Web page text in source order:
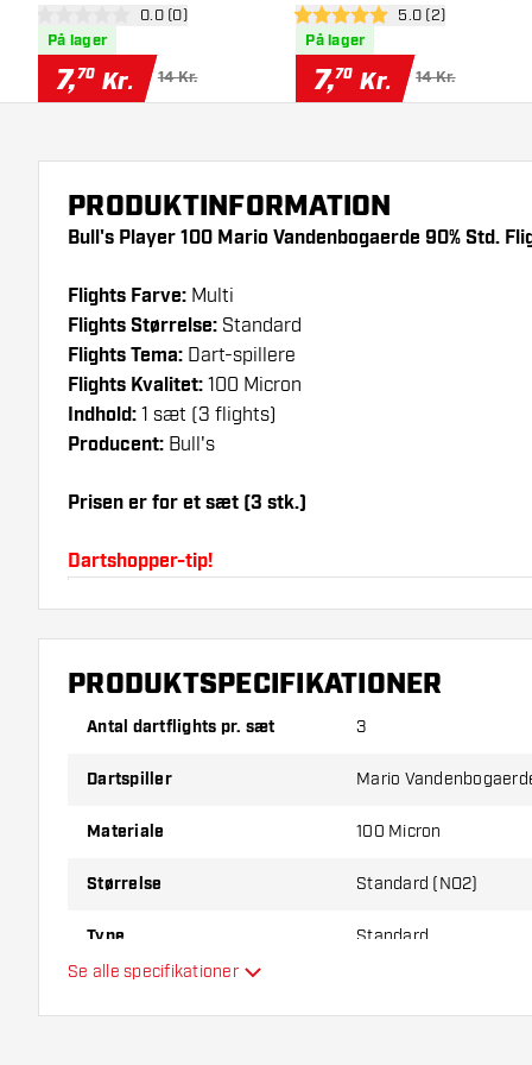
åbn anmeldelsespanel
0 bedømmelsesstjerner
0.0 (0)
På lager
7,70 Kr. 14 Kr.
Flights
åbn
5 bedømmelsesstjerner
5.0 (2)
På lager
7,70 Kr. 14 Kr.
PRODUKTINFORMATION
Bull's Player 100 Mario Vandenbogaerde 90% Std.
Flights Farve: Multi
Flights Størrelse: Standard
Flights Tema: Dart-spillere
Flights Kvalitet: 100 Micron
Indhold: 1 sæt (3 flights)
Producent: Bull's
Prisen er for et sæt (3 stk.)
Dartshopper-tip!
Sørg for, at du har masser af flights og shafts på
beskadiget eller knækket ved brug.
for at finde ud af, hvilken der passer bedst til dig!
PRODUKTSPECIFIKATIONER
Antal dartflights pr. sæt 3
Dartspiller Mario
Materiale 100 Micron
Størrelse Standard (NO2)
Type Standard
Se alle specifikationer